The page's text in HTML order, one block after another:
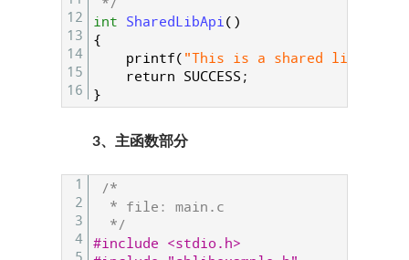
12
13
14
15
16
*/
int
SharedLibApi( )
{
printf( "This is a shared
return
SUCCESS ;
}
3、主函数部分
1
2
3
4
/*
* file: main.c
*/
#include <stdio.h>